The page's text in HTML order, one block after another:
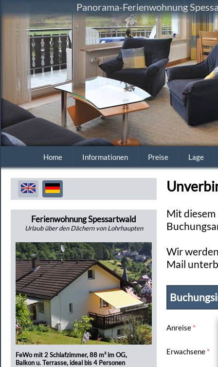
Panorama-Ferienwohnung
Home Informationen Preise Lage
Ferienwohnung Spessartwald
Urlaub über den Dächern von Lohrhaupten
FeWo mit 2 Schlafzimmer, 88 m² im OG,
Balkon u. Terrasse, ideal bis 4 Personen
Mit
Wir
Mail
Anreise *
Erwachsene *